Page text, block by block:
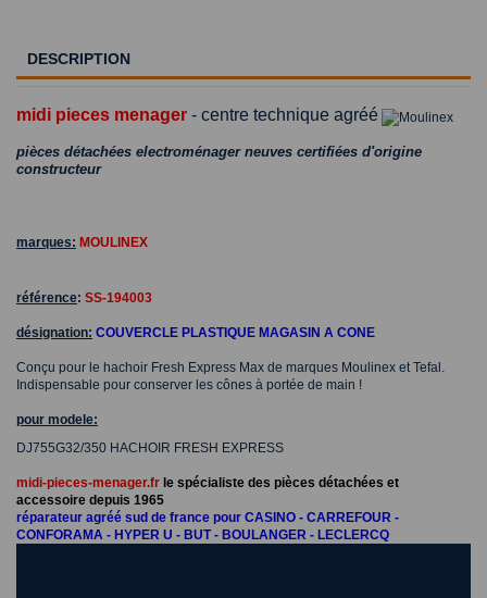
DESCRIPTION
midi pieces menager - centre technique agréé
pièces détachées electroménager neuves certifiées d'origine
constructeur
marques: MOULINEX
référence: SS-194003
désignation: COUVERCLE PLASTIQUE MAGASIN A CONE
Conçu pour le hachoir Fresh Express Max de marques Moulinex et Tefal.
Indispensable pour conserver les cônes à portée de main !
pour modele:
DJ755G32/350 HACHOIR FRESH EXPRESS
midi-pieces-menager.fr le spécialiste des pièces détachées et
accessoire depuis 1965
réparateur agréé sud de france pour CASINO - CARREFOUR -
CONFORAMA - HYPER U - BUT - BOULANGER - LECLERCQ